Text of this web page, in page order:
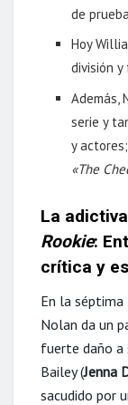
de
Hoy
división
Además,
serie y
y
«The
La
Rookie:
crítica y
En la séptima
Nolan da un
fuerte daño a
Bailey (Jenna
sacudido por